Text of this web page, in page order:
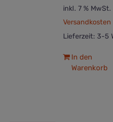
inkl. 7 % MwSt.
Versandkosten
Lieferzeit: 3-5
In den
Warenkorb